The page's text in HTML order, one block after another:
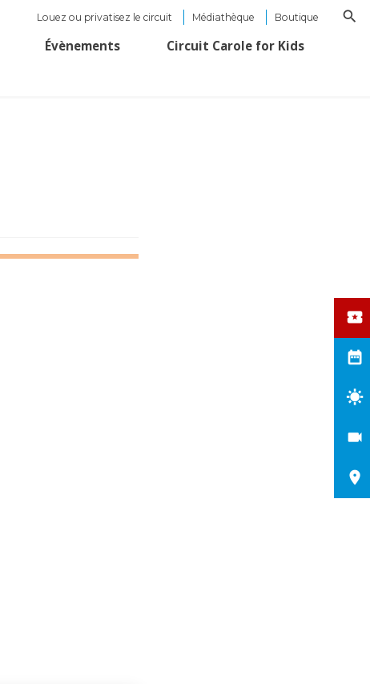
Louez ou privatisez le circuit Médiathèque Boutique
Évènements Circuit Carole for Kids